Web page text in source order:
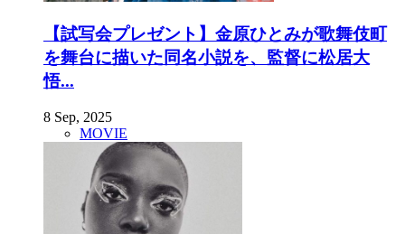
【試写会プレゼント】金原ひとみが歌舞伎町
を舞台に描いた同名小説を、監督に松居大
悟...
8 Sep, 2025
MOVIE